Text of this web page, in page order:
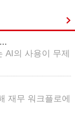
AI의 사용이 무제
재무 워크플로에